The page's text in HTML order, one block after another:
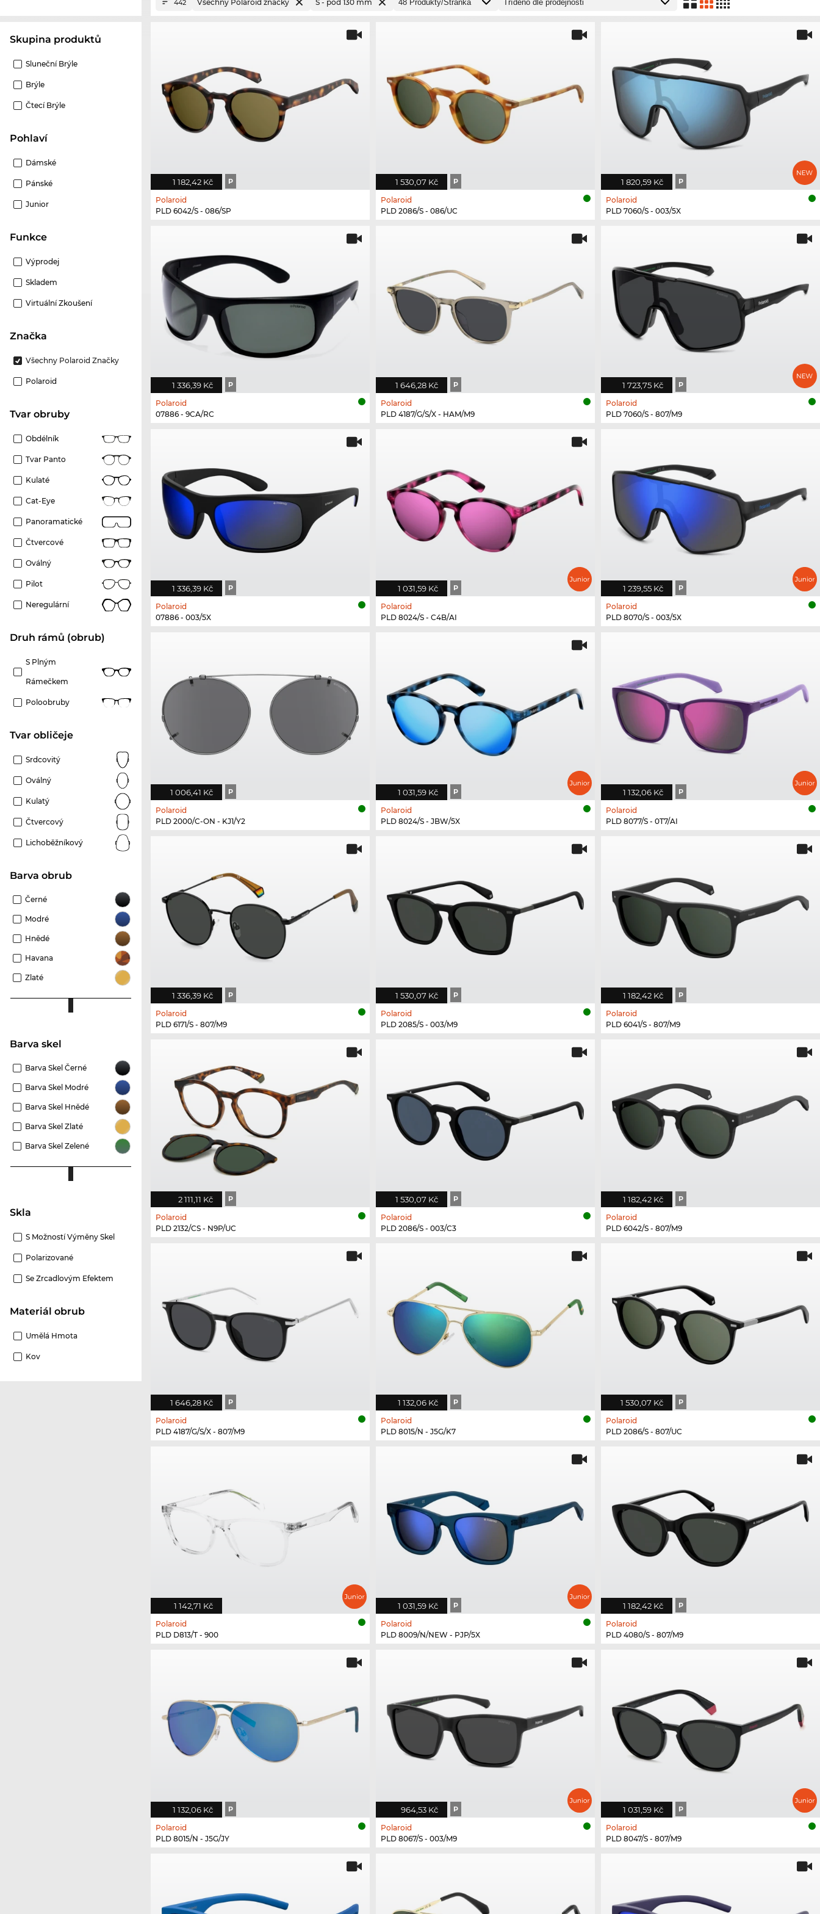
Skupina produktů
Sluneční Brýle
Brýle
Čtecí Brýle
Pohlaví
Dámské
Pánské
Junior
Funkce
Výprodej
Skladem
Virtuální Zkoušení
Značka
Všechny Polaroid Značky
Polaroid
Tvar obruby
Obdélník
Tvar Panto
Kulaté
Cat-Eye
Panoramatické
Čtvercové
Oválný
Pilot
Neregulární
Druh rámů (obrub)
S Plným
Rámečkem
Poloobruby
tvar obličeje
Srdcovitý
Oválný
Kulatý
Čtvercový
Lichoběžníkový
Barva obrub
Černé
Modré
Hnědé
Havana
Zlaté
Barva skel
Barva Skel Černé
Barva Skel Modré
Barva Skel Hnědé
Barva Skel Zlaté
Barva Skel Zelené
Skla
S Možností Výměny Skel
Polarizované
Se Zrcadlovým Efektem
Materiál obrub
Umělá Hmota
Kov
442 Všechny Polaroid značky S - pod 130 mm
1 182,42 Kč P
Polaroid
PLD 6042/S - 086/SP
1 530,07 Kč P
Polaroid
PLD 2086/S - 086/UC
1 820,59 Kč P
Polaroid
PLD 7060/S - 003/5X
1 336,39 Kč P
Polaroid
07886 - 9CA/RC
1 646,28 Kč P
Polaroid
PLD 4187/G/S/X - HAM/M9
1 723,75 Kč P
Polaroid
PLD 7060/S - 807/M9
1 336,39 Kč P
Polaroid
07886 - 003/5X
1 031,59 Kč P
Polaroid
PLD 8024/S - C4B/AI
1 239,55 Kč P
Polaroid
PLD 8070/S - 003/5X
1 006,41 Kč P
Polaroid
PLD 2000/C-ON - KJ1/Y2
1 031,59 Kč P
Polaroid
PLD 8024/S - JBW/5X
1 132,06 Kč P
Polaroid
PLD 8077/S - 0T7/AI
1 336,39 Kč P
Polaroid
PLD 6171/S - 807/M9
1 530,07 Kč P
Polaroid
PLD 2085/S - 003/M9
1 182,42 Kč P
Polaroid
PLD 6041/S - 807/M9
2 111,11 Kč P
Polaroid
PLD 2132/CS - N9P/UC
1 530,07 Kč P
Polaroid
PLD 2086/S - 003/C3
1 182,42 Kč P
Polaroid
PLD 6042/S - 807/M9
1 646,28 Kč P
Polaroid
PLD 4187/G/S/X - 807/M9
1 132,06 Kč P
Polaroid
PLD 8015/N - J5G/K7
1 530,07 Kč P
Polaroid
PLD 2086/S - 807/UC
1 142,71 Kč
Polaroid
PLD D813/T - 900
1 031,59 Kč P
Polaroid
PLD 8009/N/NEW - PJP/5X
1 182,42 Kč P
Polaroid
PLD 4080/S - 807/M9
1 132,06 Kč P
Polaroid
PLD 8015/N - J5G/JY
964,53 Kč P
Polaroid
PLD 8067/S - 003/M9
1 031,59 Kč P
Polaroid
PLD 8047/S - 807/M9